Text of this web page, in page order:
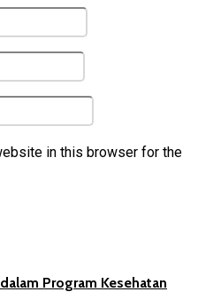
in this browser for the
Program Kesehatan